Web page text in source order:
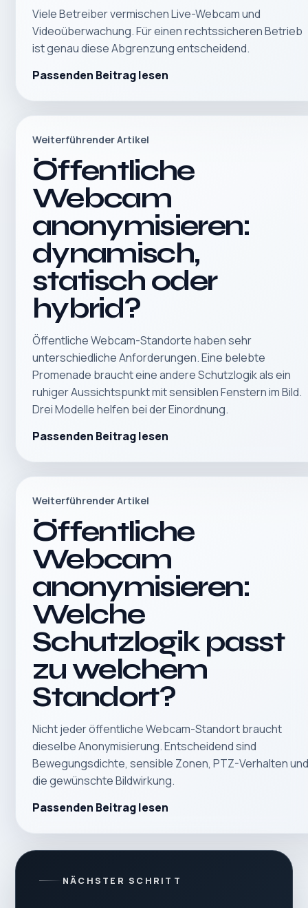
Viele Betreiber vermischen Live-Webcam und
Videoüberwachung. Für einen rechtssicheren Betrieb
ist genau diese Abgrenzung entscheidend.
Passenden Beitrag lesen
Weiterführender Artikel
Öffentliche
Webcam
anonymisieren:
dynamisch,
statisch oder
hybrid?
Öffentliche Webcam-Standorte haben sehr
unterschiedliche Anforderungen. Eine belebte
Promenade braucht eine andere Schutzlogik als ein
ruhiger Aussichtspunkt mit sensiblen Fenstern im Bild.
Drei Modelle helfen bei der Einordnung.
Passenden Beitrag lesen
Weiterführender Artikel
Öffentliche
Webcam
anonymisieren:
Welche
Schutzlogik passt
zu welchem
Standort?
Nicht jeder öffentliche Webcam-Standort braucht
dieselbe Anonymisierung. Entscheidend sind
Bewegungsdichte, sensible Zonen, PTZ-Verhalten und
die gewünschte Bildwirkung.
Passenden Beitrag lesen
NÄCHSTER SCHRITT